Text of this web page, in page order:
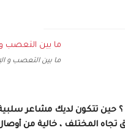
ما بين التعصب و
لديك مشاعر سلبية
تجاه المختلف ، خالية من